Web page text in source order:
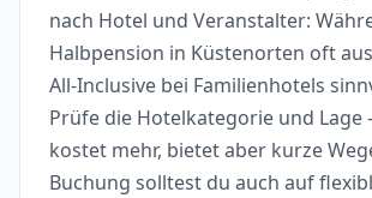
nach Hotel und Veranstalter:
Halbpension in Küstenorten oft
All-Inclusive bei Familienhotels
Prüfe die Hotelkategorie und Lage
kostet mehr, bietet aber kurze
Buchung solltest du auch auf